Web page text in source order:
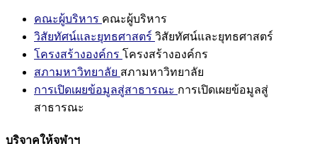
คณะผู้บริหาร คณะผู้บริหาร
วิสัยทัศน์และยุทธศาสตร์ วิสัยทัศน์และยุทธศาสตร์
โครงสร้างองค์กร โครงสร้างองค์กร
สภามหาวิทยาลัย สภามหาวิทยาลัย
การเปิดเผยข้อมูลสู่สาธารณะ การเปิดเผยข้อมูลสู่
สาธารณะ
บริจาคให้จุฬาฯ